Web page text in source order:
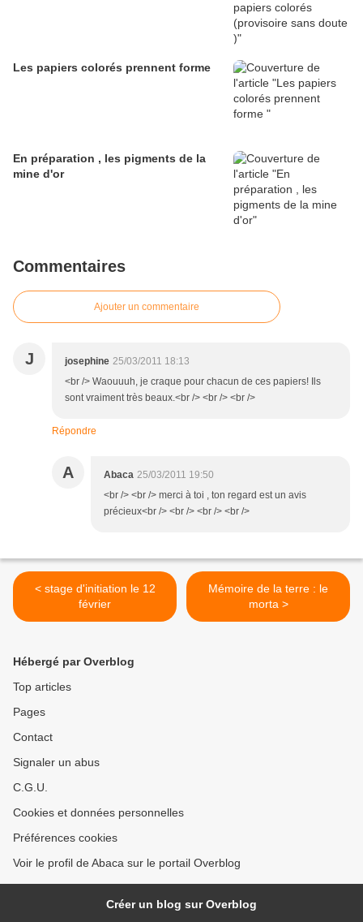
Les papiers colorés prennent forme
En préparation , les pigments de la
mine d'or
Commentaires
Ajouter un commentaire
J josephine 25/03/2011 18:13
<br /> Waouuuh, je craque pour chacun de ces papiers! Ils
sont vraiment très beaux.<br /> <br /> <br />
Répondre
A Abaca 25/03/2011 19:50
<br /> <br /> merci à toi , ton regard est un avis
précieux<br /> <br /> <br /> <br />
< stage d'initiation le 12
février
Mémoire de la terre : le
morta >
Hébergé par Overblog
Top articles
Pages
Contact
Signaler un abus
C.G.U.
Cookies et données personnelles
Préférences cookies
Voir le profil de Abaca sur le portail Overblog
Créer un blog sur Overblog